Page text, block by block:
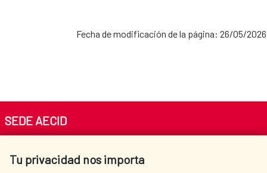
Fecha de modificación de la página: 26/05/2026
Tu privacidad nos importa
SEDE AECID
Tel. +34 900 20 30 54​​​​​​​